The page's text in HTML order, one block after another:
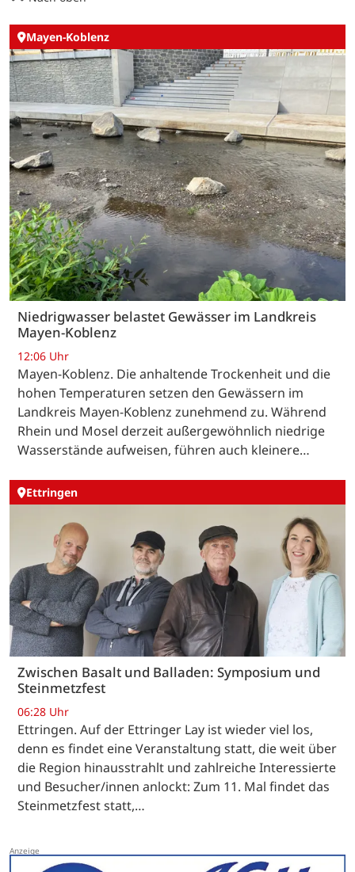
Mayen-Koblenz
Niedrigwasser belastet Gewässer im Landkreis
Mayen-Koblenz
12:06 Uhr
Mayen-Koblenz. Die anhaltende Trockenheit und die
hohen Temperaturen setzen den Gewässern im
Landkreis Mayen-Koblenz zunehmend zu. Während
Rhein und Mosel derzeit außergewöhnlich niedrige
Wasserstände aufweisen, führen auch kleinere…
Ettringen
Zwischen Basalt und Balladen: Symposium und
Steinmetzfest
06:28 Uhr
Ettringen. Auf der Ettringer Lay ist wieder viel los,
denn es findet eine Veranstaltung statt, die weit über
die Region hinausstrahlt und zahlreiche Interessierte
und Besucher/innen anlockt: Zum 11. Mal findet das
Steinmetzfest statt,…